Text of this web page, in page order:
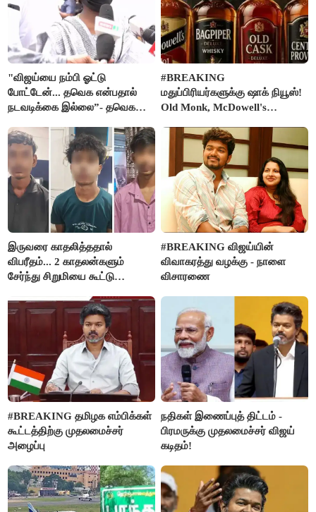
"விஜய்யை நம்பி ஓட்டு
போட்டேன்... தவெக என்பதால்
நடவடிக்கை இல்லை”- தவெக
கதறல்
#BREAKING
மதுப்பிரியர்களுக்கு ஷாக் நியூஸ்!
Old Monk, McDowell's
FSSAI தடை
இருவரை காதலித்ததால்
விபரீதம்... 2 காதலன்களும்
சேர்ந்து சிறுமியை கூட்டு
செய்த கொடூரம்
#BREAKING விஜய்யின்
விவாகரத்து வழக்கு - நாளை
விசாரணை
#BREAKING தமிழக எம்பிக்கள்
கூட்டத்திற்கு முதலமைச்சர்
அழைப்பு
நதிகள் இணைப்புத் திட்டம் -
பிரமருக்கு முதலமைச்சர் விஜய்
கடிதம்!